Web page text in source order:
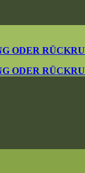
ODER
ODER